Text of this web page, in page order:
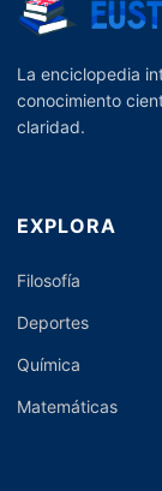
La enciclopedia
conocimiento
claridad.
EXPLORA
Filosofía
Deportes
Química
Matemáticas